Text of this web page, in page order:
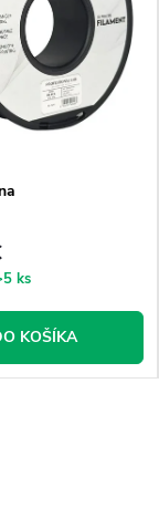
ks
KOŠÍKA